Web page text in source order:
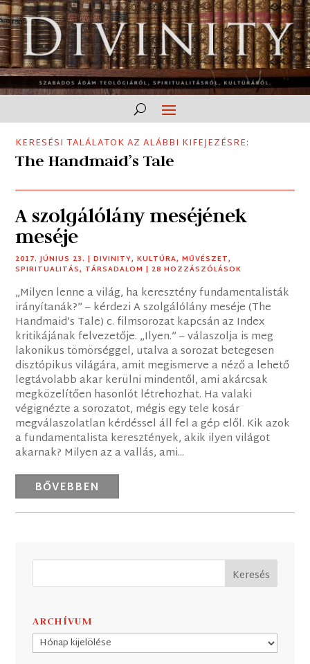
KERESÉSI TALÁLATOK AZ ALÁBBI KIFEJEZÉSRE:
The Handmaid’s Tale
A szolgálólány meséjének
meséje
2017. JÚNIUS 23. |DIVINITY,KULTÚRA,MŰVÉSZET,
SPIRITUALITÁS, TÁRSADALOM | 28 HOZZÁSZÓLÁSOK
„Milyen lenne a világ, ha keresztény fundamentalisták
irányítanák?” – kérdezi A szolgálólány meséje (The
Handmaid’s Tale) c. filmsorozat kapcsán az Index
kritikájának felvezetője. „Ilyen.” – válaszolja is meg
lakonikus tömörséggel, utalva a sorozat betegesen
disztópikus világára, amit megismerve a néző a lehető
legtávolabb akar kerülni mindentől, ami akárcsak
megközelítően hasonlót létrehozhat. Ha valaki
végignézte a sorozatot, mégis egy tele kosár
megválaszolatlan kérdéssel áll fel a gép elől. Kik azok
a fundamentalista keresztények, akik ilyen világot
akarnak? Milyen az a vallás, ami...
BŐVEBBEN
ARCHÍVUM
Archívum